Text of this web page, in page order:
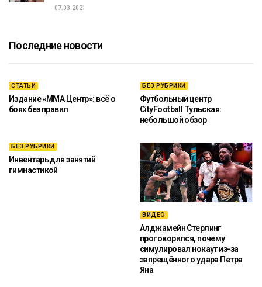
07.03.2021
Последние новости
СТАТЬИ
Издание «ММА Центр»: всё о
боях без правил
БЕЗ РУБРИКИ
Футбольный центр
CityFootball Тульская:
небольшой обзор
БЕЗ РУБРИКИ
Инвентарь для занятий
гимнастикой
ВИДЕО
Алджамейн Стерлинг
проговорился, почему
симулировал нокаут из-за
запрещённого удара Петра
Яна